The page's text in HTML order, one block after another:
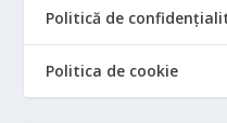
Politică de
Politica de cookie